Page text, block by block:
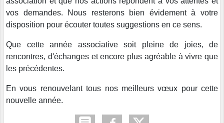
vos demandes. Nous resterons bien évidement à votre
disposition pour écouter toutes suggestions en ce sens.
Que cette année associative soit pleine de joies, de
rencontres, d'échanges et encore plus agréable à vivre que
les précédentes.
En vous renouvelant tous nos meilleurs vœux pour cette
nouvelle année.